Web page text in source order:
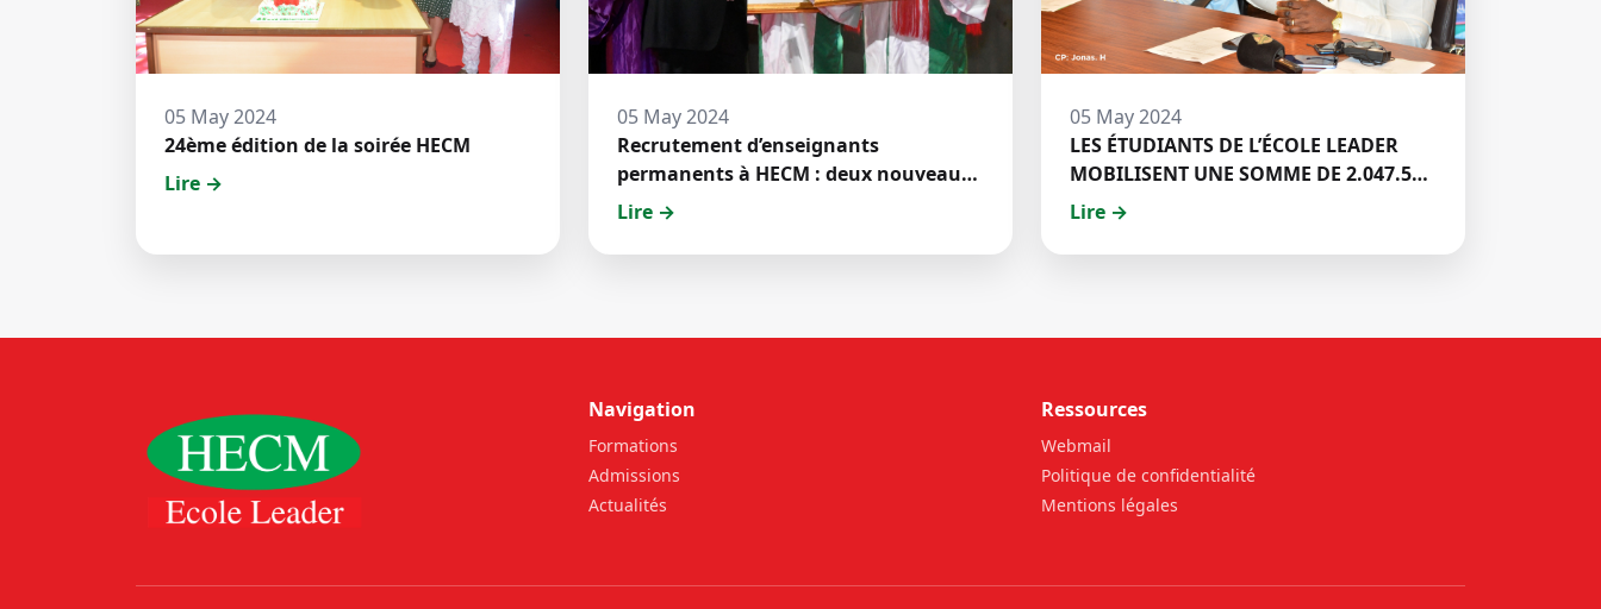
05 May 2024
24ème édition de la soirée HECM
Lire →
05 May 2024
Recrutement d’enseignants
permanents à HECM : deux nouveaux
jeunes docteurs ont prêté́ serment
Lire →
05 May 2024
LES ÉTUDIANTS DE L’ÉCOLE LEADER
MOBILISENT UNE SOMME DE 2.047.500
FCFA POUR LE FONDS ZÉRO
REPRESENTANT DES ETUDIANTS DE
Lire →
Navigation
Formations
Admissions
Actualités
Ressources
Webmail
Politique de confidentialité
Mentions légales